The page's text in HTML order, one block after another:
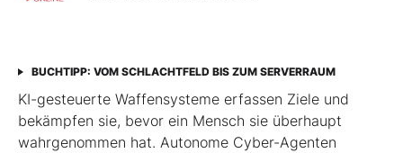
BUCHTIPP: VOM SCHLACHTFELD BIS ZUM SERVERRAUM
KI-gesteuerte Waffensysteme erfassen Ziele und
bekämpfen sie, bevor ein Mensch sie überhaupt
wahrgenommen hat. Autonome Cyber-Agenten